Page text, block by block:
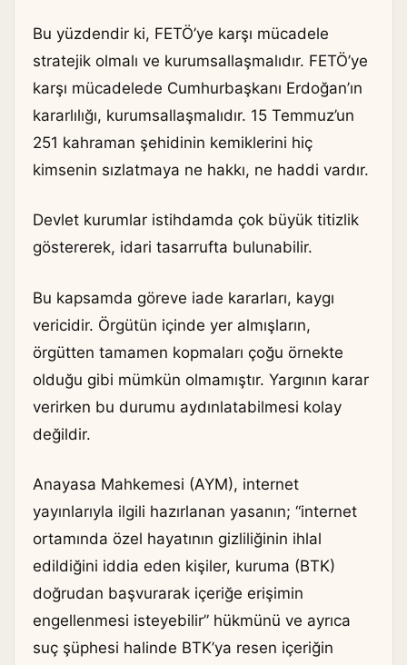
Bu yüzdendir ki, FETÖ’ye karşı mücadele
stratejik olmalı ve kurumsallaşmalıdır. FETÖ’ye
karşı mücadelede Cumhurbaşkanı Erdoğan’ın
kararlılığı, kurumsallaşmalıdır. 15 Temmuz’un
251 kahraman şehidinin kemiklerini hiç
kimsenin sızlatmaya ne hakkı, ne haddi vardır.
Devlet kurumlar istihdamda çok büyük titizlik
göstererek, idari tasarrufta bulunabilir.
Bu kapsamda göreve iade kararları, kaygı
vericidir. Örgütün içinde yer almışların,
örgütten tamamen kopmaları çoğu örnekte
olduğu gibi mümkün olmamıştır. Yargının karar
verirken bu durumu aydınlatabilmesi kolay
değildir.
Anayasa Mahkemesi (AYM), internet
yayınlarıyla ilgili hazırlanan yasanın; “internet
ortamında özel hayatının gizliliğinin ihlal
edildiğini iddia eden kişiler, kuruma (BTK)
doğrudan başvurarak içeriğe erişimin
engellenmesi isteyebilir” hükmünü ve ayrıca
suç şüphesi halinde BTK’ya resen içeriğin